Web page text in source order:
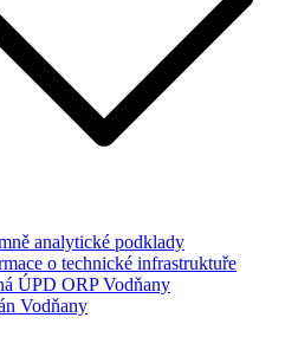
analytické podklady
o technické infrastruktuře
ÚPD ORP Vodňany
Vodňany